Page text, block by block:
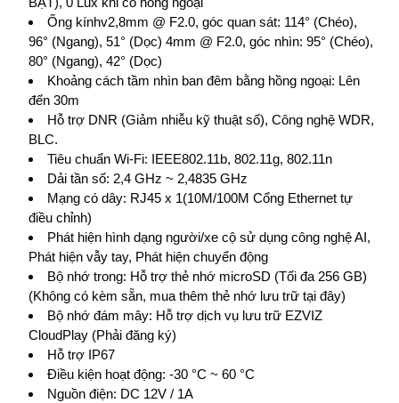
Ống kínhv2,8mm @ F2.0, góc quan sát: 114° (Chéo),
96° (Ngang), 51° (Dọc) 4mm @ F2.0, góc nhìn: 95° (Chéo),
80° (Ngang), 42° (Dọc)
Khoảng cách tầm nhìn ban đêm bằng hồng ngoại: Lên
đến 30m
Hỗ trợ DNR (Giảm nhiễu kỹ thuật số), Công nghệ WDR,
BLC.
Tiêu chuẩn Wi-Fi: IEEE802.11b, 802.11g, 802.11n
Dải tần số: 2,4 GHz ~ 2,4835 GHz
Mạng có dây: RJ45 x 1(10M/100M Cổng Ethernet tự
điều chỉnh)
Phát hiện hình dạng người/xe cộ sử dụng công nghệ AI,
Phát hiện vẫy tay, Phát hiện chuyển động
Bộ nhớ trong: Hỗ trợ thẻ nhớ microSD (Tối đa 256 GB)
(Không có kèm sẵn, mua thêm thẻ nhớ lưu trữ tại đây)
Bộ nhớ đám mây: Hỗ trợ dịch vụ lưu trữ EZVIZ
CloudPlay (Phải đăng ký)
Hỗ trợ IP67
Điều kiện hoạt động: -30 °C ~ 60 °C
Nguồn điện: DC 12V / 1A